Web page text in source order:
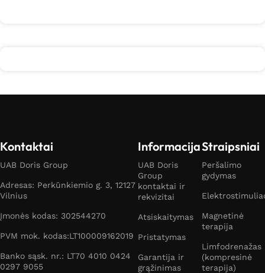
Kontaktai
UAB Doris Group
Adresas: Perkūnkiemio g. 3, 12127
Vilnius
Įmonės kodas: 302544270
PVM mok. kodas:LT100009162019
Banko sąsk. nr.: LT70 4010 0424
0297 9055
Informacija
UAB Doris
Group
kontaktai ir
rekvizitai
Atsiskaitymas
Pristatymas
Garantija ir
grąžinimas
Straipsniai
Peršalimo
gydymas
Magnetinė
terapija
Limfodrenažas
(kompresinė
terapija)